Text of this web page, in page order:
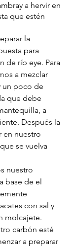
a hervir en
que estén
la
para
de rib eye. Para
a mezclar
un poco de
que debe
a
Después la
en nuestro
se vuelva
nuestro
base de el
con sal y
molcajete.
carbón esté
a preparar